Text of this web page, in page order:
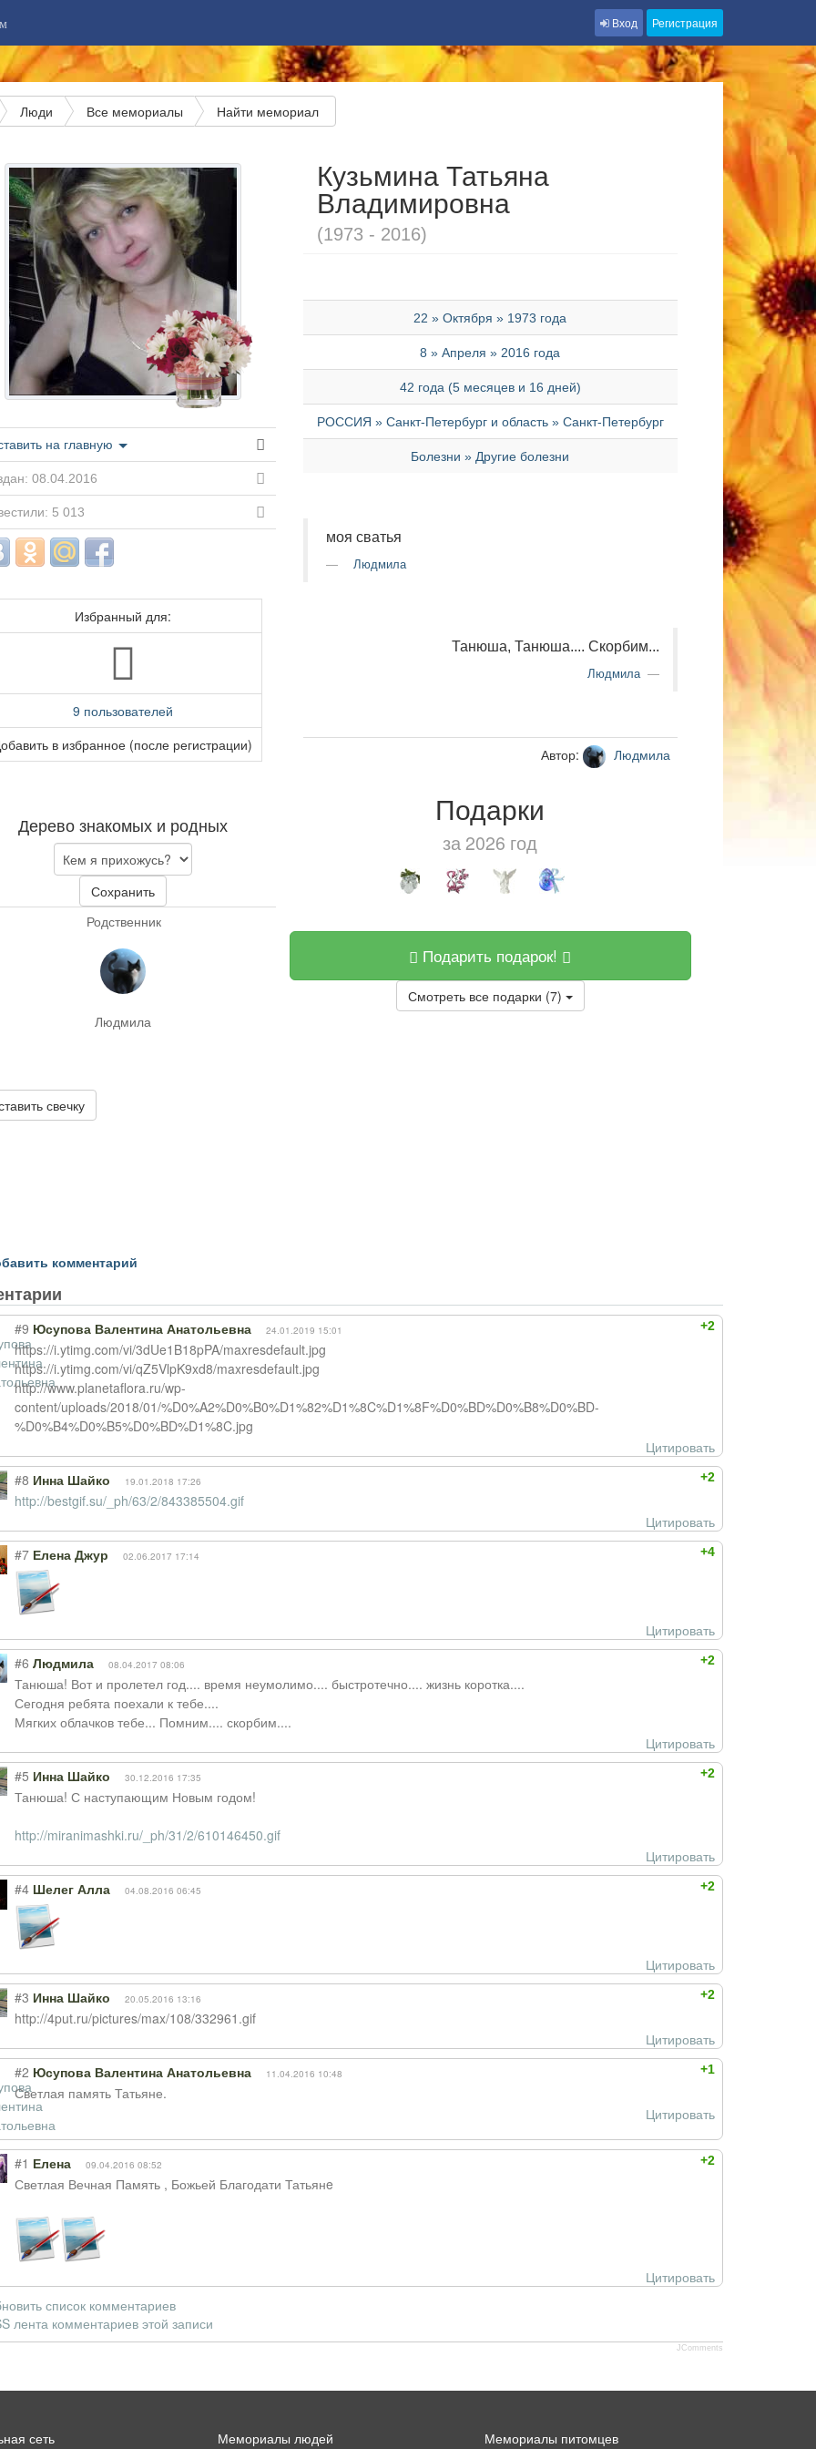
Вход Регистрация
Люди Все мемориалы Найти мемориал
на главную
08.04.2016
5 013
Избранный для:
9 пользователей
в избранное (после регистрации)
Дерево знакомых и родных
Сохранить
Родственник
Людмила
свечку
Кузьмина Татьяна
Владимировна
(1973 - 2016)
22 » Октября » 1973 года
8 » Апреля » 2016 года
42 года (5 месяцев и 16 дней)
РОССИЯ » Санкт-Петербург и область » Санкт-Петербург
Болезни » Другие болезни
моя сватья
Людмила
Танюша, Танюша.... Скорбим...
Людмила
Автор: Людмила
Подарки
за 2026 год
Подарить подарок!
Смотреть все подарки (7)
комментарий
+2
#9 Юсупова Валентина Анатольевна 24.01.2019 15:01
https://i.ytimg.com/vi/3dUe1B18pPA/maxresdefault.jpg
https://i.ytimg.com/vi/qZ5VlpK9xd8/maxresdefault.jpg
http://www.planetaflora.ru/wp-
content/uploads/2018/01/%D0%A2%D0%B0%D1%82%D1%8C%D1%8F%D0%BD%D0%B8%D0%BD-
%D0%B4%D0%B5%D0%BD%D1%8C.jpg
Цитировать
+2
#8 Инна Шайко 19.01.2018 17:26
http://bestgif.su/_ph/63/2/843385504.gif
Цитировать
+4
#7 Елена Джур 02.06.2017 17:14
Цитировать
+2
#6 Людмила 08.04.2017 08:06
Танюша! Вот и пролетел год.... время неумолимо.... быстротечно.... жизнь коротка....
Сегодня ребята поехали к тебе....
Мягких облачков тебе... Помним.... скорбим....
Цитировать
+2
#5 Инна Шайко 30.12.2016 17:35
Танюша! С наступающим Новым годом!
http://miranimashki.ru/_ph/31/2/610146450.gif
Цитировать
+2
#4 Шелег Алла 04.08.2016 06:45
Цитировать
+2
#3 Инна Шайко 20.05.2016 13:16
http://4put.ru/pictures/max/108/332961.gif
Цитировать
+1
#2 Юсупова Валентина Анатольевна 11.04.2016 10:48
Светлая память Татьяне.
Цитировать
+2
#1 Елена 09.04.2016 08:52
Светлая Вечная Память , Божьей Благодати Татьянe
Цитировать
список комментариев
лента комментариев этой записи
JComments
сеть Мемориалы людей Мемориалы питомцев